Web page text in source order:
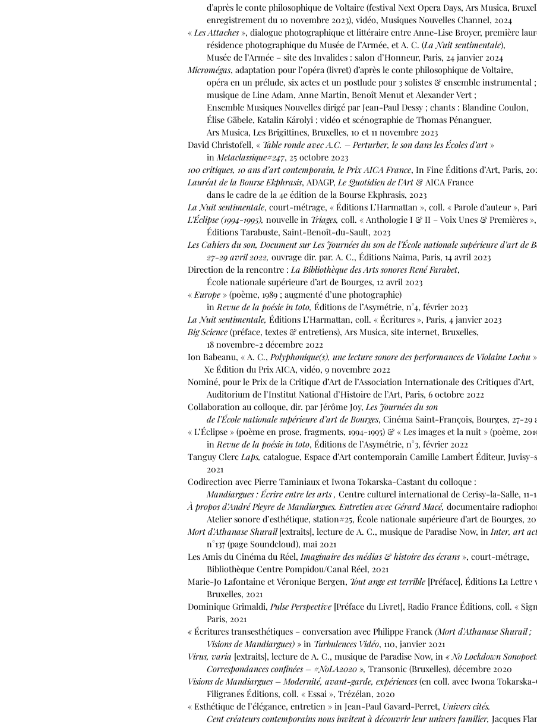
d’après le conte philosophique de Voltaire (festival Next Opera Days, Ars Musica,
enregistrement du 10 novembre 2023), vidéo, Musiques Nouvelles Channel, 2024
«Les Attaches», dialogue photographique et littéraire entre Anne-Lise Broyer, première
résidence photographique du Musée de l’Armée, et A. C. (La Nuit sentimentale),
Musée de l’Armée – site des Invalides : salon d’Honneur, Paris, 24 janvier 2024
Micromégas, adaptation pour l’opéra (livret) d’après le conte philosophique de Voltaire,
opéra en un prélude, six actes et un postlude pour 3 solistes & ensemble instrumental ;
musique de Line Adam, Anne Martin, Benoît Menut et Alexander Vert ;
Ensemble Musiques Nouvelles dirigé par Jean-Paul Dessy ; chants : Blandine Coulon,
Élise Gäbele, Katalin Károlyi ; vidéo et scénographie de Thomas Pénanguer,
Ars Musica, Les Brigittines, Bruxelles, 10 et 11 novembre 2023
David Christofell, « Table ronde avec A.C. – Perturber, le son dans les Écoles d’art»
inMetaclassique#247, 25 octobre 2023
100 critiques, 10 ans d’art contemporain, le Prix AICA France, In Fine Éditions d’Art, Paris,
Lauréat de la Bourse Ekphrasis, ADAGP,Le Quotidien de l’Art& AICA France
dans le cadre de la 4e édition de la Bourse Ekphrasis, 2023
La Nuit sentimentale, court-métrage, « Éditions L’Harmattan », coll. « Parole d’auteur »,
L’Éclipse (1994-1995),nouvelle in Triages,coll. « Anthologie I & II – Voix Unes & Premières »,
Éditions Tarabuste, Saint-Benoît-du-Sault, 2023
Les Cahiers du son, Document sur Les Journées du son de l’École nationale supérieure d’art de
27-29 avril 2022,ouvrage dir. par. A. C., Éditions Naima, Paris, 14 avril 2023
Direction de la rencontre : La Bibliothèque des Arts sonores René Farabet,
École nationale supérieure d’art de Bourges, 12 avril 2023
«Europe » (poème, 1989 ; augmenté d’une photographie)
inRevue de la poésie in toto,Éditions de l’Asymétrie, n°4, février 2023
La Nuit sentimentale,Éditions L’Harmattan, coll. « Écritures », Paris, 4 janvier 2023
Big Science (préface, textes & entretiens), Ars Musica, site internet, Bruxelles,
18 novembre-2 décembre 2022
Ion Babeanu, « A. C.,Polyphonique(s), une lecture sonore des performances de Violaine Lochu
Xe Édition du Prix AICA, vidéo, 9 novembre 2022
Nominé, pour le Prix de la Critique d’Art de l’Association Internationale des Critiques d’Art,
Auditorium de l’Institut National d’Histoire de l’Art, Paris, 6 octobre 2022
Collaboration au colloque, dir. par Jérôme Joy,Les Journées du son
de l’École nationale supérieure d’art de Bourges, Cinéma Saint-François, Bourges, 27-29
« L’Éclipse » (poème en prose, fragments, 1994-1995) & « Les images et la nuit » (poème,
inRevue de la poésie in toto, Éditions de l’Asymétrie, n°3, février 2022
Tanguy ClercLaps,catalogue, Espace d’Art contemporain Camille Lambert Éditeur,
2021
Codirection avec Pierre Taminiaux et Iwona Tokarska-Castant du colloque :
Mandiargues : Écrire entre les arts ,Centre culturel international de Cerisy-la-Salle, 11-
À propos d’André Pieyre de Mandiargues. Entretien avec Gérard Macé, documentaire
Atelier sonore d’esthétique, station#25, École nationale supérieure d’art de Bourges,
Mort d’Athanase Shurail[extraits], lecture de A. C., musique de Paradise Now, inInter, art
n°137 (page Soundcloud), mai 2021
Les Amis du Cinéma du Réel,Imaginaire des médias & histoire des écrans», court-métrage,
Bibliothèque Centre Pompidou/Canal Réel, 2021
Marie-Jo Lafontaine et Véronique Bergen, Tout ange est terrible [Préface], Éditions La Lettre
Bruxelles, 2021
Dominique Grimaldi,Pulse Perspective [Préface du Livret], Radio France Éditions, coll. «
Paris, 2021
«Écritures transesthétiques – conversation avec Philippe Franck(Mort d’Athanase Shurail ;
Visions de Mandiargues) »in Turbulences Vidéo, 110, janvier 2021
Virus, varia [extraits], lecture de A. C., musique de Paradise Now, in« No Lockdown
Correspondances confinées – #NoLA2020 »,Transonic (Bruxelles), décembre 2020
Visions de Mandiargues – Modernité, avant-garde, expériences(en coll. avec Iwona Tokarska-
Filigranes Éditions, coll. « Essai », Trézélan, 2020
« Esthétique de l’élégance, entretien » in Jean-Paul Gavard-Perret, Univers cités.
Cent créateurs contemporains nous invitent à découvrir leur univers familier, Jacques